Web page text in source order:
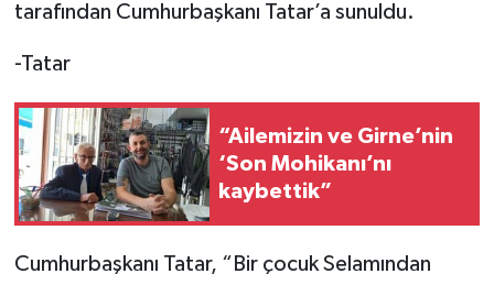
tarafından Cumhurbaşkanı Tatar’a sunuldu.
-Tatar
“Ailemizin ve Girne’nin
‘Son Mohikanı’nı
kaybettik”
Cumhurbaşkanı Tatar, “Bir çocuk Selamından